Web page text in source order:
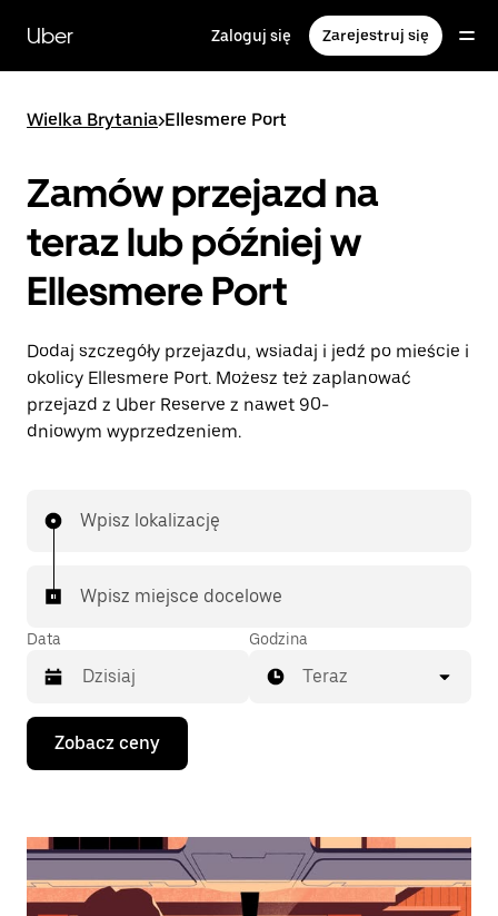
głównej
zawartości
Uber Zaloguj się Zarejestruj się
Wielka Brytania>Ellesmere Port
Zamów przejazd na
teraz lub później w
Ellesmere Port
Dodaj szczegóły przejazdu, wsiadaj i jedź po mieście i
okolicy Ellesmere Port. Możesz też zaplanować
przejazd z Uber Reserve z nawet 90-
dniowym wyprzedzeniem.
Wpisz lokalizację
Wpisz miejsce docelowe
Data
Naciśnij
klawisz
strzałki
do
i wybrać
datę.
Godzina
Teraz
Zobacz ceny